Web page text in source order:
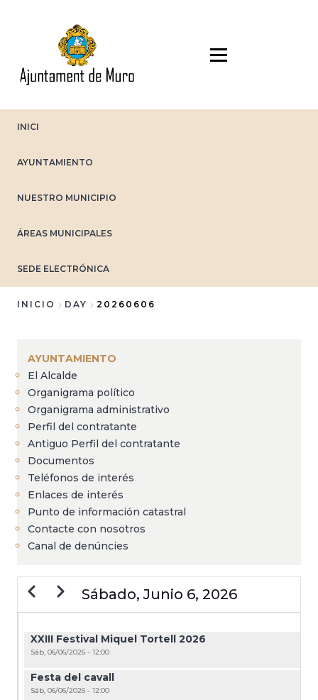
INICI
AYUNTAMIENTO
NUESTRO MUNICIPIO
ÁREAS MUNICIPALES
SEDE ELECTRÓNICA
enlaces
de
ayuda
a
la
navegación
INICIO DAY 20260606
AYUNTAMIENTO
El Alcalde
Organigrama político
Organigrama administrativo
Perfil del contratante
Antiguo Perfil del contratante
Documentos
Teléfonos de interés
Enlaces de interés
Punto de información catastral
Contacte con nosotros
Canal de denúncies
Sábado, Junio 6, 2026
PAGINACIÓN
AnteriorSiguiente
XXIII Festival Miquel Tortell 2026
Sáb, 06/06/2026 - 12:00
Festa del cavall
Sáb, 06/06/2026 - 12:00